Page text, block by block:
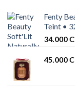
Fenty
Teint •
34.000
45.000